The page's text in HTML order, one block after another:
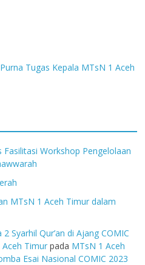
Tugas Kepala MTsN 1 Aceh
Fasilitasi Workshop Pengelolaan
MTsN 1 Aceh Timur dalam
Syarhil Qur’an di Ajang COMIC
Timur pada MTsN 1 Aceh
Esai Nasional COMIC 2023